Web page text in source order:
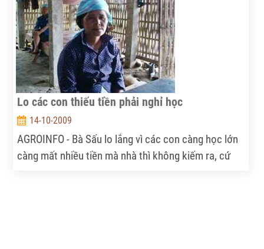
Lo các con thiếu tiền phải nghỉ học
14-10-2009
AGROINFO - Bà Sấu lo lắng vì các con càng học lớn
càng mất nhiều tiền mà nhà thì không kiếm ra, cứ